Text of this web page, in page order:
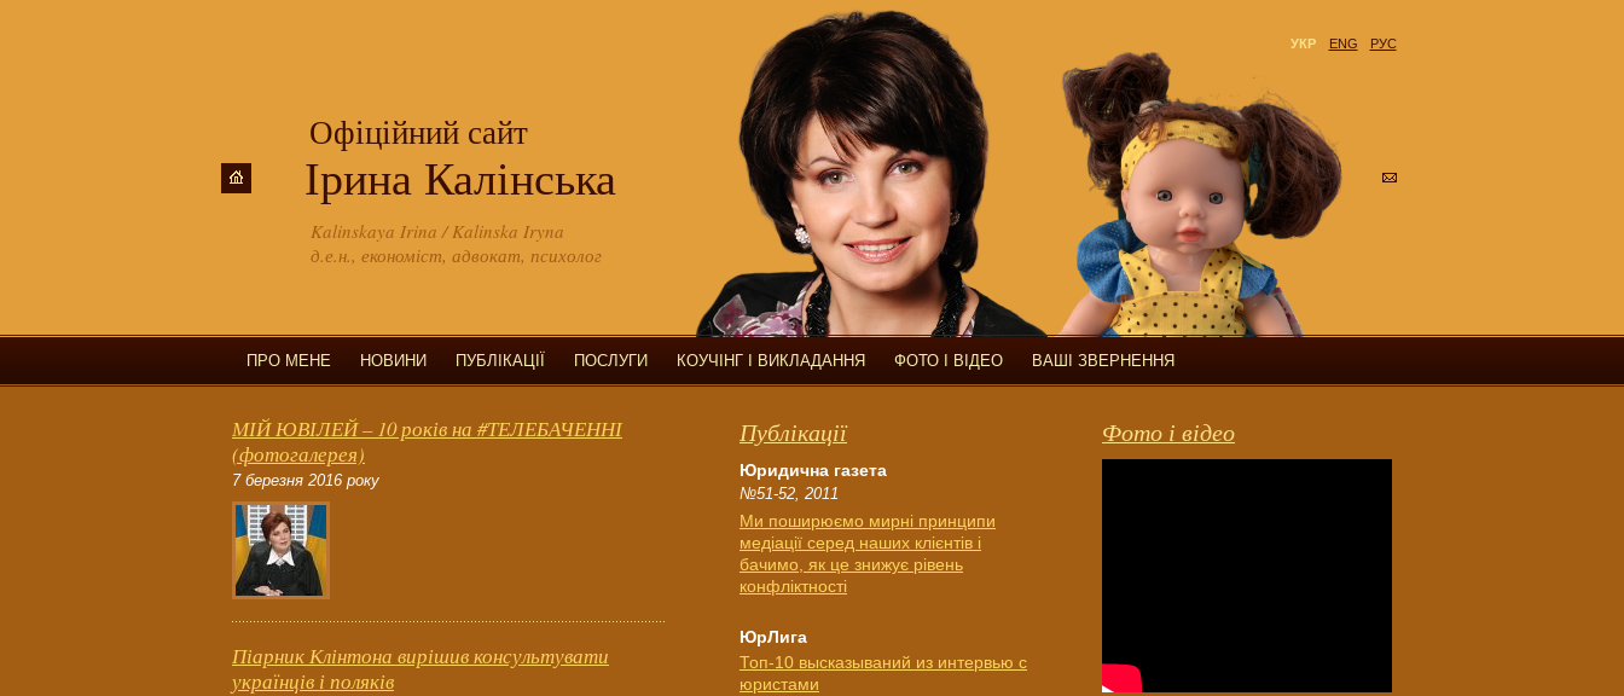
Офіційний сайт
Ірина Калінська
Kalinskaya Irina / Kalinska Iryna
д.е.н., економіст, адвокат, психолог
УКР ENG РУС
ПРО МЕНЕ НОВИНИ ПУБЛІКАЦІЇ ПОСЛУГИ КОУЧІНГ І ВИКЛАДАННЯ ФОТО І ВІДЕО ВАШІ ЗВЕРНЕННЯ
МІЙ ЮВІЛЕЙ – 10 років на #ТЕЛЕБАЧЕННІ
(фотогалерея)
7 березня 2016 року
Піарник Клінтона вирішив консультувати
українців і поляків
Публікації
Юридична газета
№51-52, 2011
Ми поширюємо мирні принципи
медіації серед наших клієнтів і
бачимо, як це знижує рівень
конфліктності
ЮрЛига
Топ-10 высказываний из интервью с
юристами
Фото і відео